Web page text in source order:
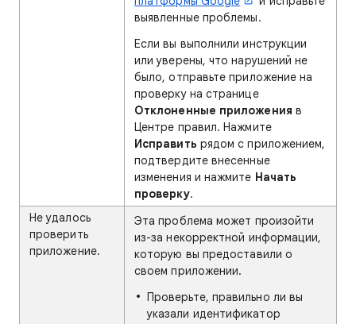
выявленные проблемы.
Если вы выполнили инструкции
или уверены, что нарушений не
было, отправьте приложение на
проверку на странице
Отклоненные приложения в
Центре правил. Нажмите
Исправить рядом с приложением,
подтвердите внесенные
изменения и нажмите Начать
проверку.
Не удалось
проверить
приложение.
Эта проблема может произойти
из-за некорректной информации,
которую вы предоставили о
своем приложении.
Проверьте, правильно ли вы
указали идентификатор